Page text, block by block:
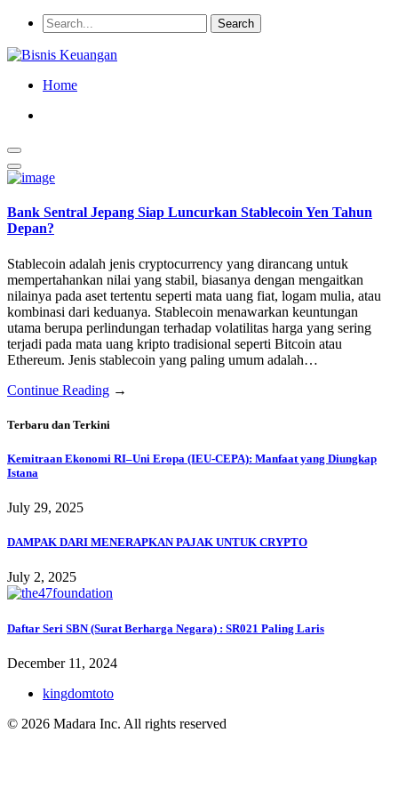
Home
Bank Sentral Jepang Siap Luncurkan Stablecoin Yen Tahun
Depan?
Stablecoin adalah jenis cryptocurrency yang dirancang untuk
mempertahankan nilai yang stabil, biasanya dengan mengaitkan
nilainya pada aset tertentu seperti mata uang fiat, logam mulia, atau
kombinasi dari keduanya. Stablecoin menawarkan keuntungan
utama berupa perlindungan terhadap volatilitas harga yang sering
terjadi pada mata uang kripto tradisional seperti Bitcoin atau
Ethereum. Jenis stablecoin yang paling umum adalah…
Continue Reading →
Terbaru dan Terkini
Kemitraan Ekonomi RI–Uni Eropa (IEU‑CEPA): Manfaat yang Diungkap
Istana
July 29, 2025
DAMPAK DARI MENERAPKAN PAJAK UNTUK CRYPTO
July 2, 2025
Daftar Seri SBN (Surat Berharga Negara) : SR021 Paling Laris
December 11, 2024
kingdomtoto
© 2026 Madara Inc. All rights reserved